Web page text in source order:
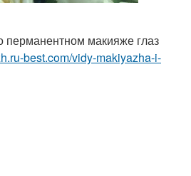
перманентном макияже глаз
best.com/vidy-makiyazha-i-